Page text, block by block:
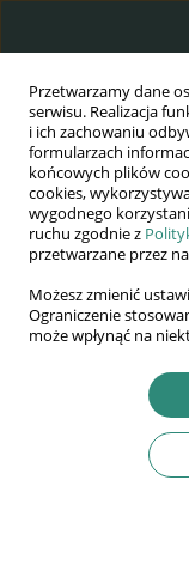
Przetwarzamy dane
serwisu. Realizacja
i ich zachowaniu
formularzach
końcowych plików
cookies,
wygodnego
ruchu zgodnie z
przetwarzane przez
Możesz zmienić
Ograniczenie
może wpłynąć na
AWSGE
Akademia
WSGE
im. Alcide De
Distribution of